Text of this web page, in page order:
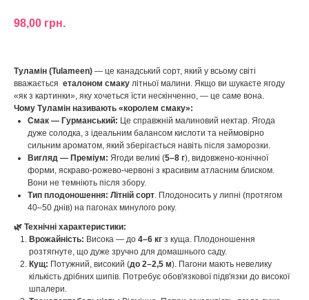
98,00 грн.
Туламін (Tulameen) — це канадський сорт, який у всьому світі
вважається еталоном смаку літньої малини. Якщо ви шукаєте ягоду
«як з картинки», яку хочеться їсти нескінченно, — це саме вона.
Чому Туламін називають «королем смаку»:
Смак — Гурманський: Це справжній малиновий нектар. Ягода
дуже солодка, з ідеальним балансом кислоти та неймовірно
сильним ароматом, який зберігається навіть після заморозки.
Вигляд — Преміум: Ягоди великі (5–8 г), видовжено-конічної
форми, яскраво-рожево-червоні з красивим атласним блиском.
Вони не темніють після збору.
Тип плодоношення: Літній сорт. Плодоносить у липні (протягом
40–50 днів) на пагонах минулого року.
🌿 Технічні характеристики:
Врожайність: Висока — до 4–6 кг з куща. Плодоношення
розтягнуте, що дуже зручно для домашнього саду.
Кущ: Потужний, високий (до 2–2,5 м). Пагони мають невелику
кількість дрібних шипів. Потребує обов'язкової підв'язки до високої
шпалери.